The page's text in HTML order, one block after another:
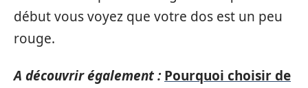
début vous voyez que votre dos est un peu
rouge.
A découvrir également : Pourquoi choisir de